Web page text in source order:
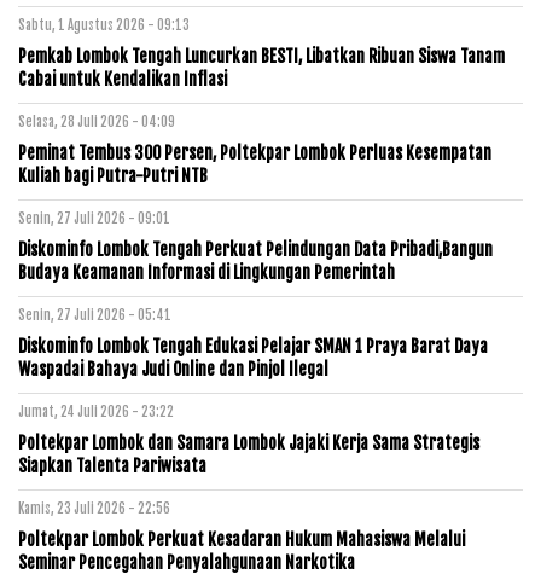
Sabtu, 1 Agustus 2026 - 09:13
Pemkab Lombok Tengah Luncurkan BESTI, Libatkan Ribuan Siswa Tanam
Cabai untuk Kendalikan Inflasi
Selasa, 28 Juli 2026 - 04:09
Peminat Tembus 300 Persen, Poltekpar Lombok Perluas Kesempatan
Kuliah bagi Putra-Putri NTB
Senin, 27 Juli 2026 - 09:01
Diskominfo Lombok Tengah Perkuat Pelindungan Data Pribadi,Bangun
Budaya Keamanan Informasi di Lingkungan Pemerintah
Senin, 27 Juli 2026 - 05:41
Diskominfo Lombok Tengah Edukasi Pelajar SMAN 1 Praya Barat Daya
Waspadai Bahaya Judi Online dan Pinjol Ilegal
Jumat, 24 Juli 2026 - 23:22
Poltekpar Lombok dan Samara Lombok Jajaki Kerja Sama Strategis
Siapkan Talenta Pariwisata
Kamis, 23 Juli 2026 - 22:56
Poltekpar Lombok Perkuat Kesadaran Hukum Mahasiswa Melalui
Seminar Pencegahan Penyalahgunaan Narkotika